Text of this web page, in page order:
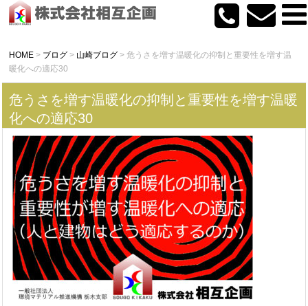
HOME > ブログ > 山崎ブログ > 危うさを増す温暖化の抑制と重要性を増す温
暖化への適応30
危うさを増す温暖化の抑制と重要性を増す温暖
化への適応30